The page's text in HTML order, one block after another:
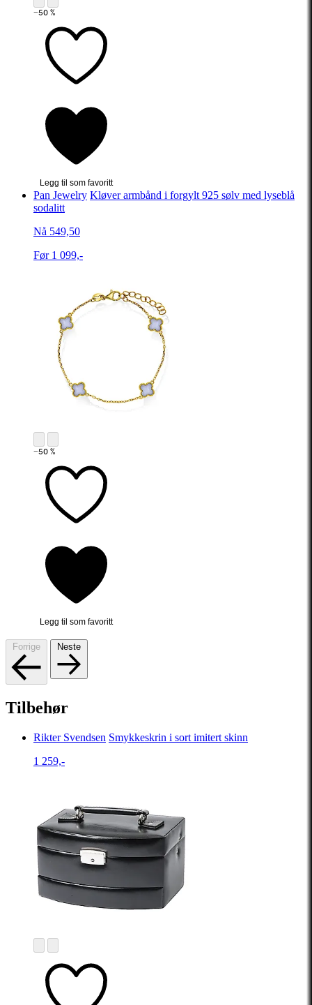
−50 %
Legg til som favoritt
Pan Jewelry Kløver armbånd i forgylt 925 sølv med lyseblå
sodalitt
Nå 549,50
Før 1 099,-
−50 %
Legg til som favoritt
Forrige Neste
Tilbehør
Rikter Svendsen Smykkeskrin i sort imitert skinn
1 259,-